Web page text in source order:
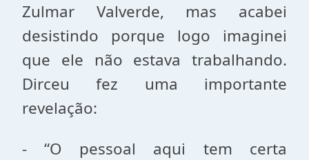
Zulmar Valverde, mas acabei
desistindo porque logo imaginei
que ele não estava trabalhando.
Dirceu fez uma importante
revelação:
- “O pessoal aqui tem certa